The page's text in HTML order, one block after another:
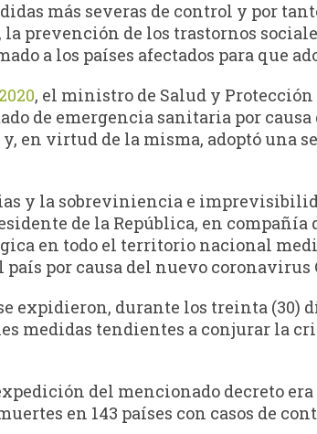
más severas de control y por
prevención de los trastornos
a los países afectados para que
, el ministro de Salud y
de emergencia sanitaria por
en virtud de la misma, adoptó una
y la sobreviniencia e
de la República, en
en todo el territorio nacional
por causa del nuevo coronavirus
expidieron, durante los treinta (30)
medidas tendientes a conjurar la
del mencionado decreto
en 143 países con casos de